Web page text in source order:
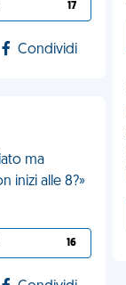
17
Condividi
ma
inizi alle 8?»
16